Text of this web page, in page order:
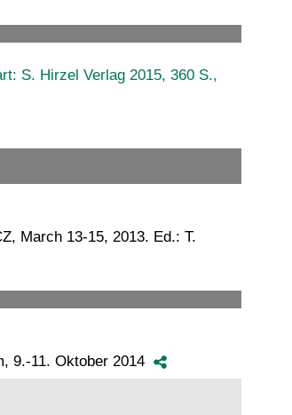
S. Hirzel Verlag 2015, 360 S.,
March 13-15, 2013. Ed.: T.
9.-11. Oktober 2014